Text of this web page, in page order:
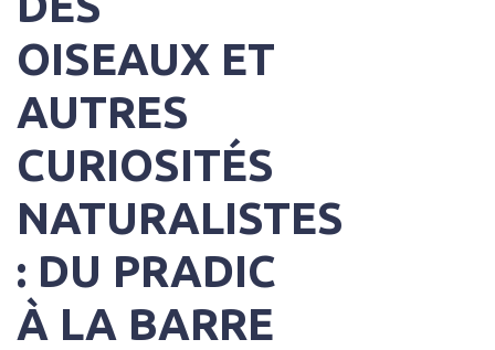
OISEAUX ET
AUTRES
CURIOSITÉS
NATURALISTES
: DU PRADIC
À LA BARRE